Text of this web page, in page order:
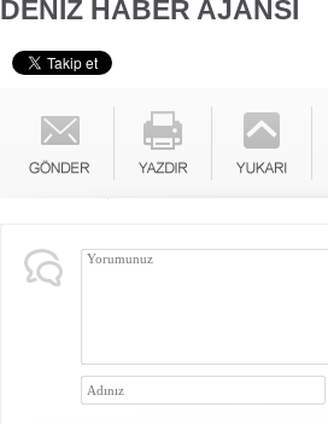
DENİZ HABER AJANSI